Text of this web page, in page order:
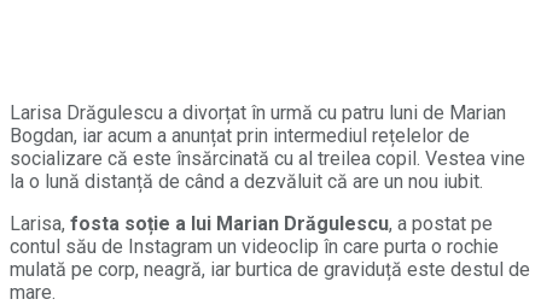
Larisa Drăgulescu a divorțat în urmă cu patru luni de Marian
Bogdan, iar acum a anunțat prin intermediul rețelelor de
socializare că este însărcinată cu al treilea copil. Vestea vine
la o lună distanță de când a dezvăluit că are un nou iubit.
Larisa, fosta soție a lui Marian Drăgulescu, a postat pe
contul său de Instagram un videoclip în care purta o rochie
mulată pe corp, neagră, iar burtica de graviduță este destul de
mare.